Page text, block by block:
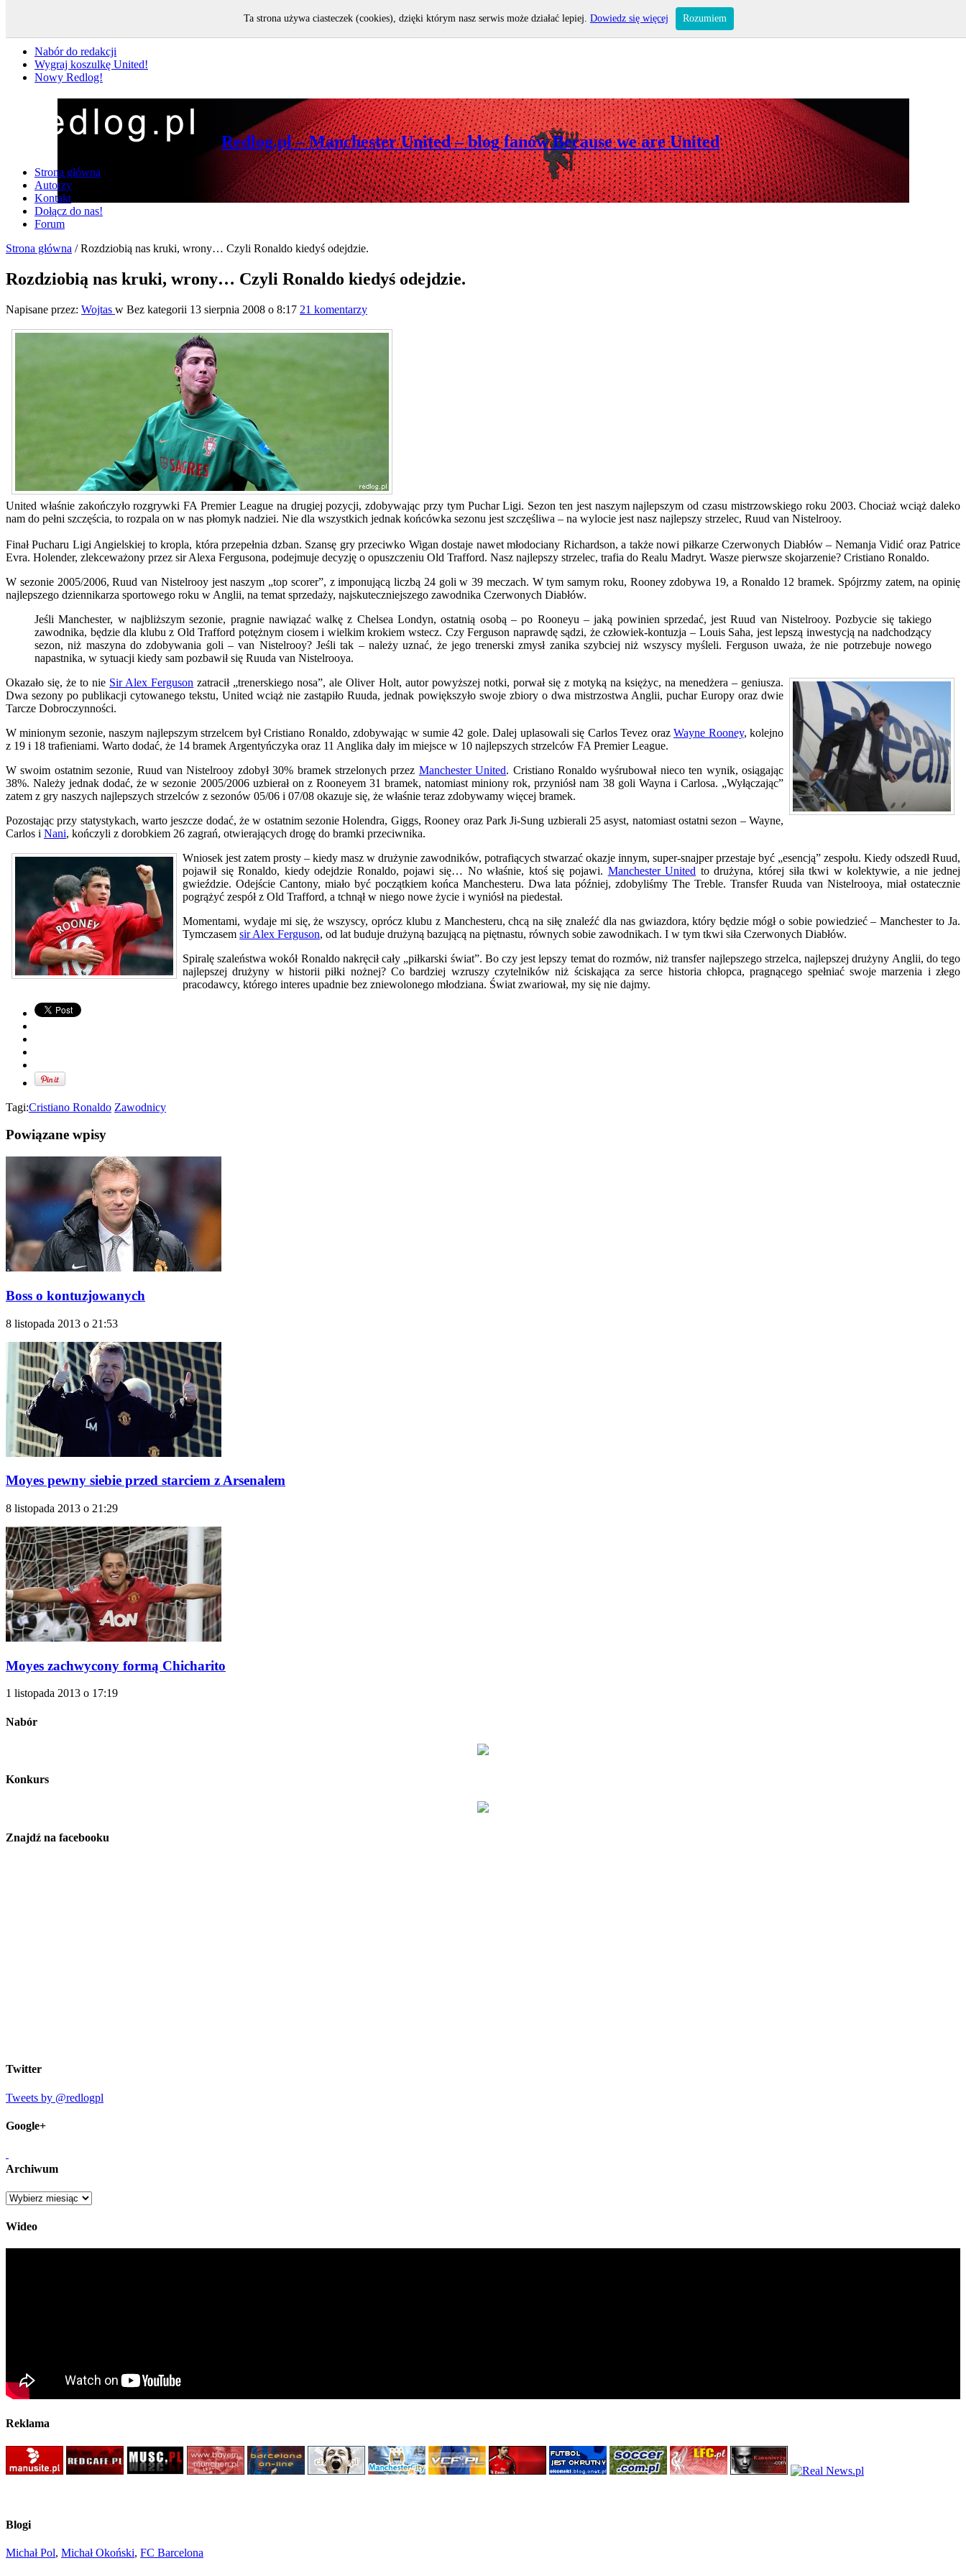
Nabór do redakcji
Wygraj koszulkę United!
Nowy Redlog!
Redlog.pl – Manchester United – blog fanów Because we are United
Strona główna
Autorzy
Kontakt
Dołącz do nas!
Forum
Strona główna /Rozdziobią nas kruki, wrony… Czyli Ronaldo kiedyś odejdzie.
Rozdziobią nas kruki, wrony… Czyli Ronaldo kiedyś odejdzie.
Napisane przez: Wojtas w Bez kategorii 13 sierpnia 2008 o 8:17 21 komentarzy
United właśnie zakończyło rozgrywki FA Premier League na drugiej pozycji, zdobywając przy tym Puchar Ligi. Sezon ten jest naszym najlepszym od czasu mistrzowskiego roku 2003. Chociaż wciąż daleko
nam do pełni szczęścia, to rozpala on w nas płomyk nadziei. Nie dla wszystkich jednak końcówka sezonu jest szczęśliwa – na wylocie jest nasz najlepszy strzelec, Ruud van Nistelrooy.
Finał Pucharu Ligi Angielskiej to kropla, która przepełnia dzban. Szansę gry przeciwko Wigan dostaje nawet młodociany Richardson, a także nowi piłkarze Czerwonych Diabłów – Nemanja Vidić oraz Patrice
Evra. Holender, zlekceważony przez sir Alexa Fergusona, podejmuje decyzję o opuszczeniu Old Trafford. Nasz najlepszy strzelec, trafia do Realu Madryt. Wasze pierwsze skojarzenie? Cristiano Ronaldo.
W sezonie 2005/2006, Ruud van Nistelrooy jest naszym „top scorer”, z imponującą liczbą 24 goli w 39 meczach. W tym samym roku, Rooney zdobywa 19, a Ronaldo 12 bramek. Spójrzmy zatem, na opinię
najlepszego dziennikarza sportowego roku w Anglii, na temat sprzedaży, najskuteczniejszego zawodnika Czerwonych Diabłów.
Jeśli Manchester, w najbliższym sezonie, pragnie nawiązać walkę z Chelsea Londyn, ostatnią osobą – po Rooneyu – jaką powinien sprzedać, jest Ruud van Nistelrooy. Pozbycie się takiego
zawodnika, będzie dla klubu z Old Trafford potężnym ciosem i wielkim krokiem wstecz. Czy Ferguson naprawdę sądzi, że człowiek-kontuzja – Louis Saha, jest lepszą inwestycją na nadchodzący
sezon, niż maszyna do zdobywania goli – van Nistelrooy? Jeśli tak – należy uznać, że jego trenerski zmysł zanika szybciej niż wszyscy myśleli. Ferguson uważa, że nie potrzebuje nowego
napastnika, w sytuacji kiedy sam pozbawił się Ruuda van Nistelrooya.
Okazało się, że to nie Sir Alex Ferguson zatracił „trenerskiego nosa”, ale Oliver Holt, autor powyższej notki, porwał się z motyką na księżyc, na menedżera – geniusza.
Dwa sezony po publikacji cytowanego tekstu, United wciąż nie zastąpiło Ruuda, jednak powiększyło swoje zbiory o dwa mistrzostwa Anglii, puchar Europy oraz dwie
Tarcze Dobroczynności.
W minionym sezonie, naszym najlepszym strzelcem był Cristiano Ronaldo, zdobywając w sumie 42 gole. Dalej uplasowali się Carlos Tevez orazWayne Rooney, kolejno
z 19 i 18 trafieniami. Warto dodać, że 14 bramek Argentyńczyka oraz 11 Anglika dały im miejsce w 10 najlepszych strzelców FA Premier League.
W swoim ostatnim sezonie, Ruud van Nistelrooy zdobył 30% bramek strzelonych przez Manchester United. Cristiano Ronaldo wyśrubował nieco ten wynik, osiągając
38%. Należy jednak dodać, że w sezonie 2005/2006 uzbierał on z Rooneyem 31 bramek, natomiast miniony rok, przyniósł nam 38 goli Wayna i Carlosa. „Wyłączając”
zatem z gry naszych najlepszych strzelców z sezonów 05/06 i 07/08 okazuje się, że właśnie teraz zdobywamy więcej bramek.
Pozostając przy statystykach, warto jeszcze dodać, że w ostatnim sezonie Holendra, Giggs, Rooney oraz Park Ji-Sung uzbierali 25 asyst, natomiast ostatni sezon – Wayne,
Carlos i Nani, kończyli z dorobkiem 26 zagrań, otwierających drogę do bramki przeciwnika.
Wniosek jest zatem prosty – kiedy masz w drużynie zawodników, potrafiących stwarzać okazje innym, super-snajper przestaje być „esencją” zespołu. Kiedy odszedł Ruud,
pojawił się Ronaldo, kiedy odejdzie Ronaldo, pojawi się… No właśnie, ktoś się pojawi. Manchester United to drużyna, której siła tkwi w kolektywie, a nie jednej
gwieździe. Odejście Cantony, miało być początkiem końca Manchesteru. Dwa lata później, zdobyliśmy The Treble. Transfer Ruuda van Nistelrooya, miał ostatecznie
pogrążyć zespół z Old Trafford, a tchnął w niego nowe życie i wyniósł na piedestał.
Momentami, wydaje mi się, że wszyscy, oprócz klubu z Manchesteru, chcą na siłę znaleźć dla nas gwiazdora, który będzie mógł o sobie powiedzieć – Manchester to Ja.
Tymczasem sir Alex Ferguson, od lat buduje drużyną bazującą na piętnastu, równych sobie zawodnikach. I w tym tkwi siła Czerwonych Diabłów.
Spiralę szaleństwa wokół Ronaldo nakręcił cały „piłkarski świat”. Bo czy jest lepszy temat do rozmów, niż transfer najlepszego strzelca, najlepszej drużyny Anglii, do tego
najlepszej drużyny w historii piłki nożnej? Co bardziej wzruszy czytelników niż ściskająca za serce historia chłopca, pragnącego spełniać swoje marzenia i złego
pracodawcy, którego interes upadnie bez zniewolonego młodziana. Świat zwariował, my się nie dajmy.
Tagi:Cristiano Ronaldo Zawodnicy
Powiązane wpisy
Boss o kontuzjowanych
8 listopada 2013 o 21:53
Moyes pewny siebie przed starciem z Arsenalem
8 listopada 2013 o 21:29
Moyes zachwycony formą Chicharito
1 listopada 2013 o 17:19
Nabór
Konkurs
Znajdź na facebooku
Twitter
Tweets by @redlogpl
Google+
Archiwum
Archiwum
Wideo
Reklama
Blogi
Michał Pol, Michał Okoński, FC Barcelona
Ta strona używa ciasteczek (cookies), dzięki którym nasz serwis może działać lepiej. Dowiedz się więcej Rozumiem